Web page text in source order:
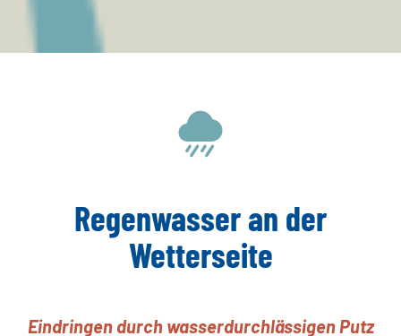
Regenwasser an der
Wetterseite
Eindringen durch wasserdurchlässigen Putz